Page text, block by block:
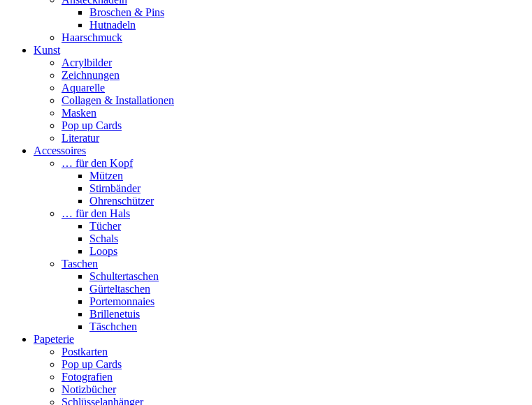
Broschen & Pins
Hutnadeln
Haarschmuck
Kunst
Acrylbilder
Zeichnungen
Aquarelle
Collagen & Installationen
Masken
Pop up Cards
Literatur
Accessoires
… für den Kopf
Mützen
Stirnbänder
Ohrenschützer
… für den Hals
Tücher
Schals
Loops
Taschen
Schultertaschen
Gürteltaschen
Portemonnaies
Brillenetuis
Täschchen
Papeterie
Postkarten
Pop up Cards
Fotografien
Notizbücher
Schlüsselanhänger